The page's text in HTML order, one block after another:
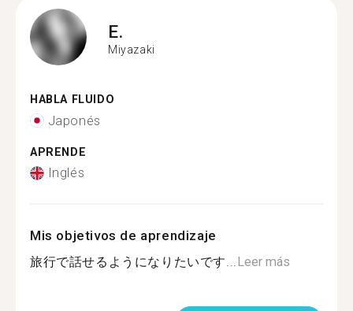
E.
Miyazaki
HABLA FLUIDO
Japonés
APRENDE
Inglés
Mis objetivos de aprendizaje
旅行で話せるようになりたいです...Leer más